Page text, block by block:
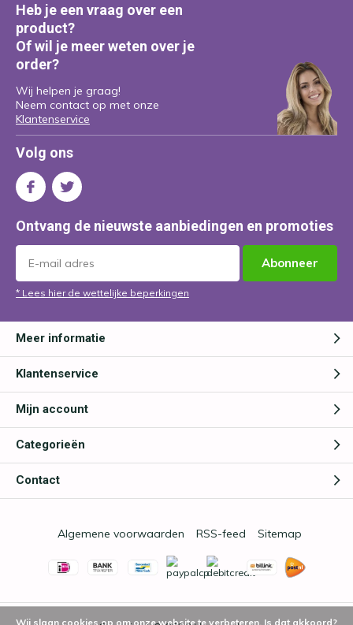
Heb je een vraag over een
product?
Of wil je meer weten over je
order?
Wij helpen je graag!
Neem contact op met onze
Klantenservice
Volg ons
Ontvang de nieuwste aanbiedingen en promoties
Abonneer
* Lees hier de wettelijke beperkingen
Meer informatie
Klantenservice
Mijn account
Categorieën
Contact
Algemene voorwaarden RSS-feed Sitemap
Wij slaan cookies op om onze website te verbeteren. Is dat akkoord?